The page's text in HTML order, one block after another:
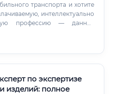
транспорта и хотите
интеллектуально
профессию — данное
аккредитованного учебного
специальностей
по экспертизе
изделий: полное